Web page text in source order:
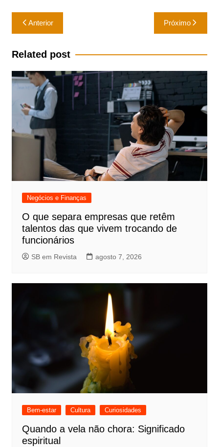
Navegação
de
Post
Anterior Próximo
Related post
Negócios e Finanças
O que separa empresas que retêm
talentos das que vivem trocando de
funcionários
SB em Revista agosto 7, 2026
Bem-estar Cultura Curiosidades
Quando a vela não chora: Significado
espiritual